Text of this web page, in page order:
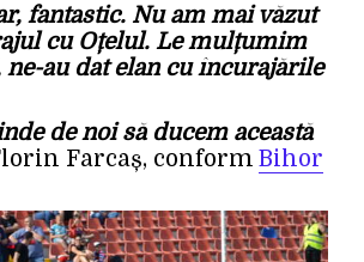
fantastic. Nu am mai văzut
cu Oțelul. Le mulțumim
au dat elan cu încurajările
de noi să ducem această
Farcaș, conform Bihor